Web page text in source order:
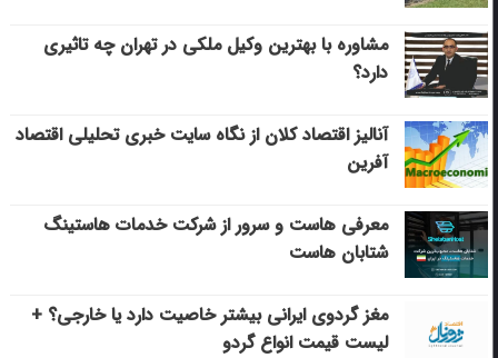
مشاوره با بهترین وکیل ملکی در تهران چه تاثیری
دارد؟
آنالیز اقتصاد کلان از نگاه سایت خبری تحلیلی اقتصاد
آفرین
معرفی هاست و سرور از شرکت خدمات هاستینگ
شتابان هاست
مغز گردوی ایرانی بیشتر خاصیت دارد یا خارجی؟ +
لیست قیمت انواع گردو